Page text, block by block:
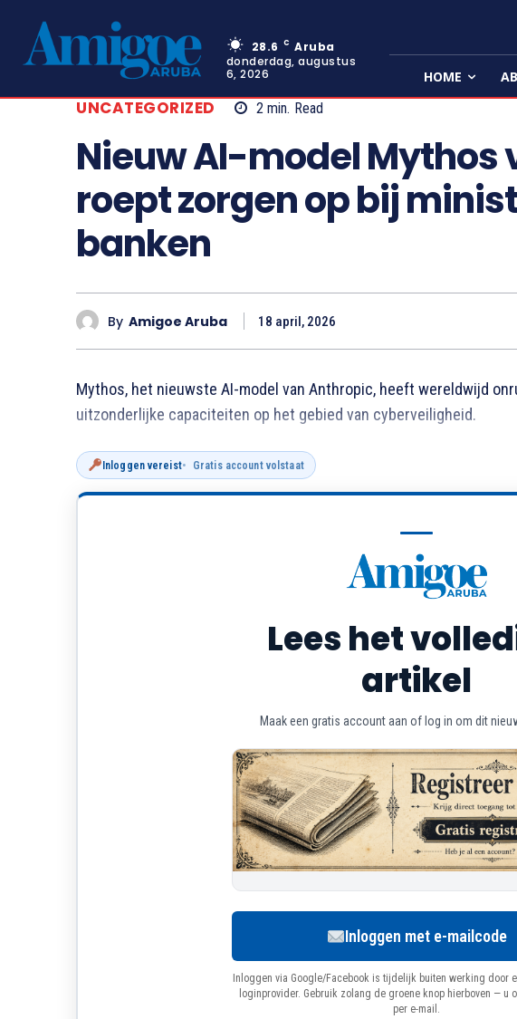
28.6 C Aruba
donderdag, augustus
6, 2026
HOME
UNCATEGORIZED 2 min. Read
Nieuw AI-model Mythos
roept zorgen op bij
banken
By Amigoe Aruba 18 april, 2026
Mythos, het nieuwste AI-model van Anthropic, heeft wereldwijd
uitzonderlijke capaciteiten op het gebied van cyberveiligheid.
Inloggen vereist Gratis account volstaat
Lees het
artikel
Maak een gratis account aan of log in om dit
Inloggen met e-mailcode
Inloggen via Google/Facebook is tijdelijk buiten werking door
loginprovider. Gebruik zolang de groene knop hierboven — u
per e-mail.